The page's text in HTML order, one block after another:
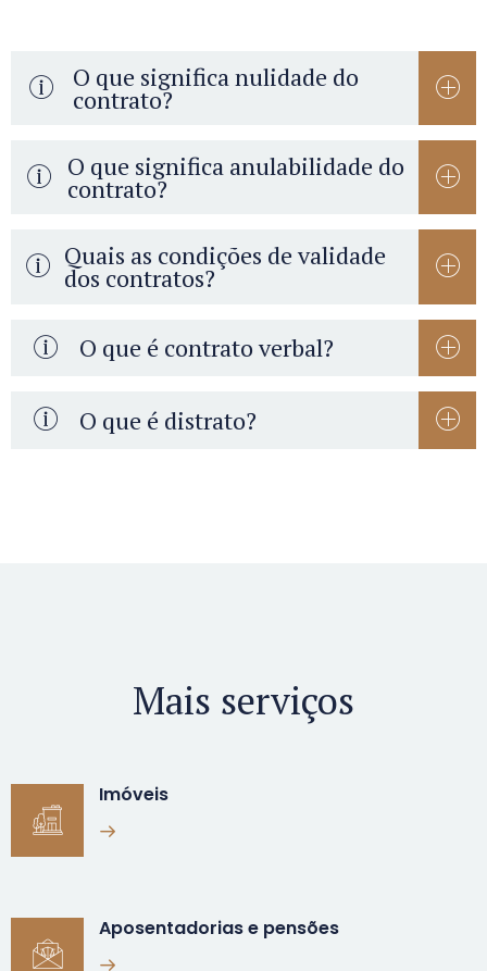
O que significa nulidade do
contrato?
O que significa anulabilidade do
contrato?
Quais as condições de validade
dos contratos?
agente capaz
objeto lícito determinado e possível
forma
prescrita ou não proibida por lei
O que é contrato verbal?
O que é distrato?
Mais serviços
Imóveis
Aposentadorias e pensões